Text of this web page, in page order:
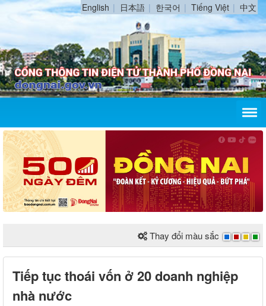
English 日本語 한국어 Tiếng Việt 中文
Thay đổi màu sắc
​Tiếp tục thoái vốn ở 20 doanh nghiệp
nhà nước